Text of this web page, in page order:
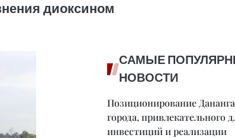
диоксином
САМЫЕ
НОВОСТИ
Позиционирование
города, привлекательного
инвестиций и реализации